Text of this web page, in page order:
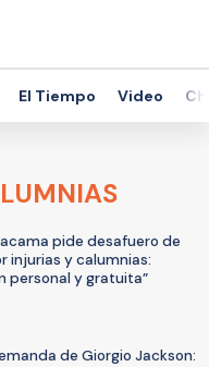
El Tiempo Video
pide desafuero de
injurias y calumnias:
personal y gratuita”
de Giorgio Jackson: